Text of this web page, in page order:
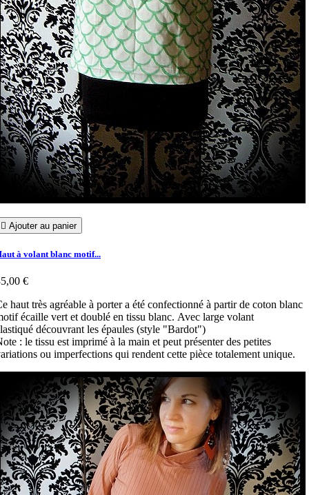
 Ajouter au panier
à volant blanc motif...
€
haut très agréable à porter a été confectionné à partir de coton blanc
écaille vert et doublé en tissu blanc. Avec large volant
découvrant les épaules (style "Bardot")
: le tissu est imprimé à la main et peut présenter des petites
ou imperfections qui rendent cette pièce totalement unique.